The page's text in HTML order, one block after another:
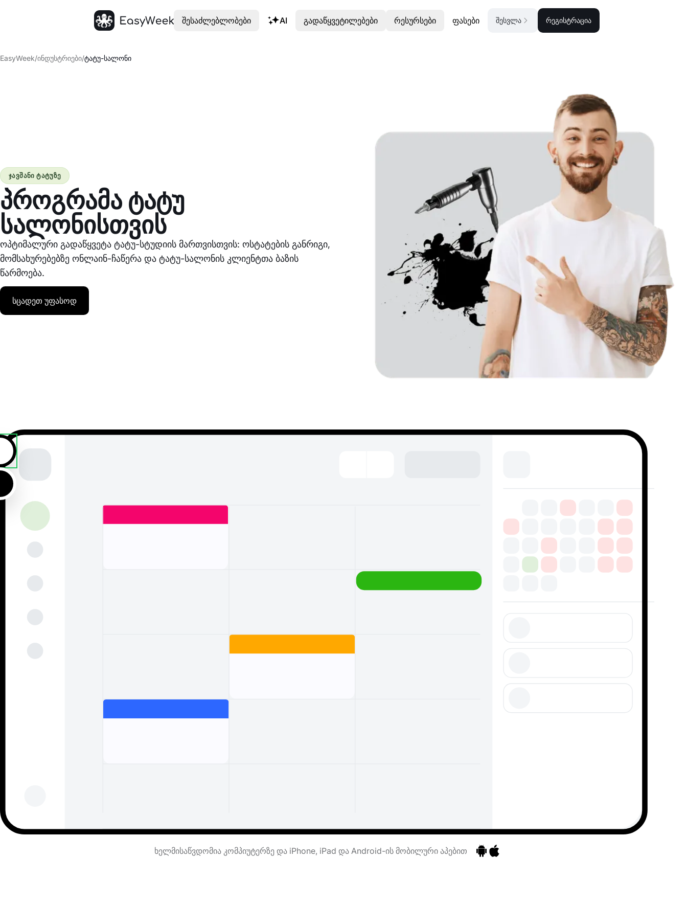
EasyWeek/ინდუსტრიები/ტატუ-სალონი
პროგრამა ტატუ
სალონისთვის
ოპტიმალური გადაწყვეტა ტატუ-სტუდიის მართვისთვის: ოსტატების განრიგი,
მომსახურებებზე ონლაინ-ჩაწერა და ტატუ-სალონის კლიენტთა ბაზის
წარმოება.
ჯავშანი ტატუზე
სცადეთ უფასოდ
ხელმისაწვდომია კომპიუტერზე და iPhone, iPad და Android-ის მობილური აპებით
შესაძლებლობები AI გადაწყვეტილებები რესურსები ფასები შესვლა რეგისტრაცია